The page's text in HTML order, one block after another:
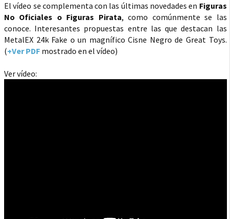
El vídeo se complementa con las últimas novedades en Figuras
No Oficiales o Figuras Pirata, como comúnmente se las
conoce. Interesantes propuestas entre las que destacan las
MetalEX 24k Fake o un magnífico Cisne Negro de Great Toys.
(+Ver PDF mostrado en el vídeo)
Ver vídeo: